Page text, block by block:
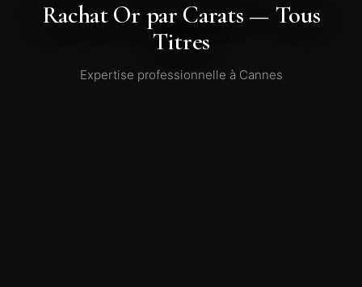
Rachat Or par Carats — Tous
Titres
Expertise professionnelle à Cannes